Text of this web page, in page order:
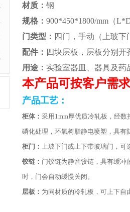
材质：钢
规格：900*450*1800/mm（
门类型： 四门，手动（上玻下
配件： 四块层板，层板分别开
用途： 实验室器皿、器具及药
本产品可按客户需
产品工艺：
柜体：采用1mm厚优质冷轧板，经
磷化处理，环氧树脂静电喷塑，具有
柜门：
上玻下门或上下带玻璃门，可
铰链： 门铰链为静音铰链，具有缓冲
时，门会自动缓慢关闭。
层板： 为同材质的冷轧板，可上下自